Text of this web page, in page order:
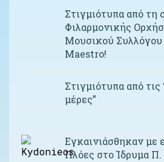
Στιγμιότυπα από τη
Φιλαρμονικής
Μουσικού
Maestro!
Στιγμιότυπα από
μέρες”
Εγκαινιάσθηκαν με
Πλόες στο Ίδρυμα